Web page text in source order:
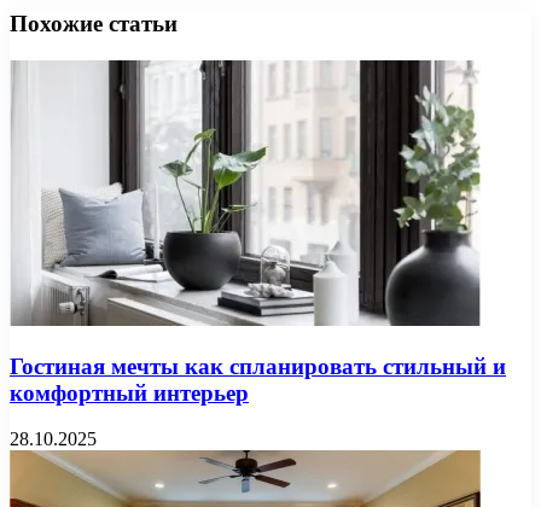
Похожие статьи
Гостиная мечты как спланировать стильный и
комфортный интерьер
28.10.2025